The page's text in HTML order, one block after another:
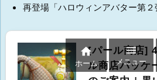
再登場「ハロウィンアバター第２
[パール商店]
ル商店パッケ

ホーム

メニュー